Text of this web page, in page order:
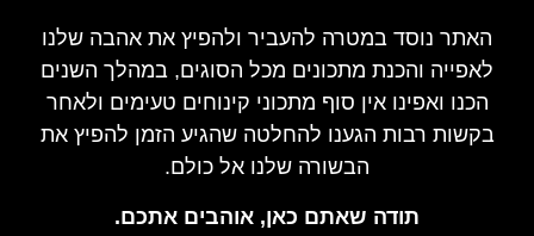
האתר נוסד במטרה להעביר ולהפיץ את אהבה שלנו
לאפייה והכנת מתכונים מכל הסוגים, במהלך השנים
הכנו ואפינו אין סוף מתכוני קינוחים טעימים ולאחר
בקשות רבות הגענו להחלטה שהגיע הזמן להפיץ את
הבשורה שלנו אל כולם.
תודה שאתם כאן, אוהבים אתכם.